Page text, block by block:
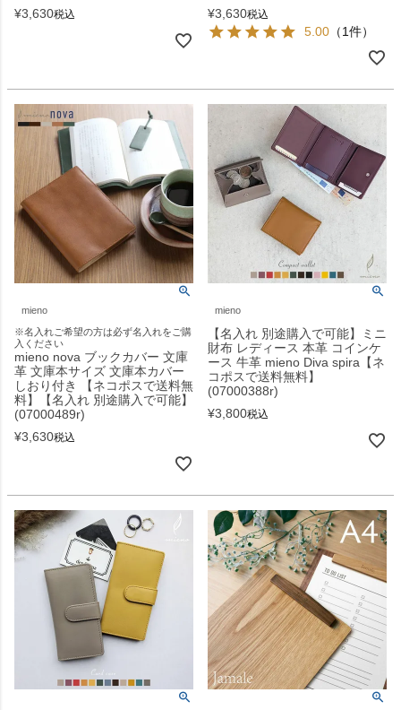
¥3,630税込
¥3,630税込
5.00 （1件）
mieno
※名入れご希望の方は必ず名入れをご購
入ください
mieno nova ブックカバー 文庫
革 文庫本サイズ 文庫本カバー
しおり付き 【ネコポスで送料無
料】【名入れ 別途購入で可能】
(07000489r)
¥3,630税込
mieno
【名入れ 別途購入で可能】ミニ
財布 レディース 本革 コインケ
ース 牛革 mieno Diva spira【ネ
コポスで送料無料】
(07000388r)
¥3,800税込